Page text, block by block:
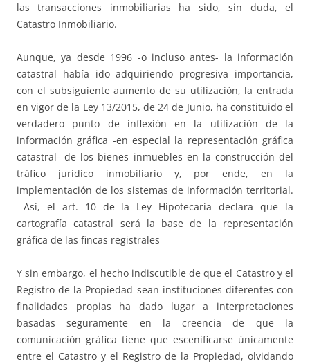
las transacciones inmobiliarias ha sido, sin duda, el
Catastro Inmobiliario.
Aunque, ya desde 1996 -o incluso antes- la información
catastral había ido adquiriendo progresiva importancia,
con el subsiguiente aumento de su utilización, la entrada
en vigor de la Ley 13/2015, de 24 de Junio, ha constituido el
verdadero punto de inflexión en la utilización de la
información gráfica -en especial la representación gráfica
catastral- de los bienes inmuebles en la construcción del
tráfico jurídico inmobiliario y, por ende, en la
implementación de los sistemas de información territorial.
Así, el art. 10 de la Ley Hipotecaria declara que la
cartografía catastral será la base de la representación
gráfica de las fincas registrales
Y sin embargo, el hecho indiscutible de que el Catastro y el
Registro de la Propiedad sean instituciones diferentes con
finalidades propias ha dado lugar a interpretaciones
basadas seguramente en la creencia de que la
comunicación gráfica tiene que escenificarse únicamente
entre el Catastro y el Registro de la Propiedad, olvidando